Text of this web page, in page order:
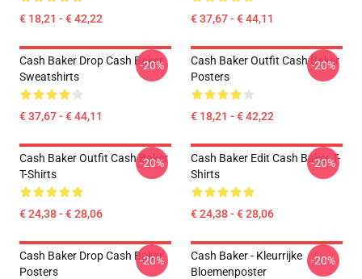
€ 18,21 - € 42,22 € 37,67 - € 44,11
Cash Baker Drop Cash Baker
Sweatshirts
€ 37,67 - € 44,11
-20%
Cash Baker Outfit Cash Baker
Posters
€ 18,21 - € 42,22
-20%
Cash Baker Outfit Cash Baker
T-Shirts
€ 24,38 - € 28,06
-20%
Cash Baker Edit Cash Baker T-
Shirts
€ 24,38 - € 28,06
-20%
Cash Baker Drop Cash Baker
Posters
-20%
Cash Baker - Kleurrijke
Bloemenposter
-20%